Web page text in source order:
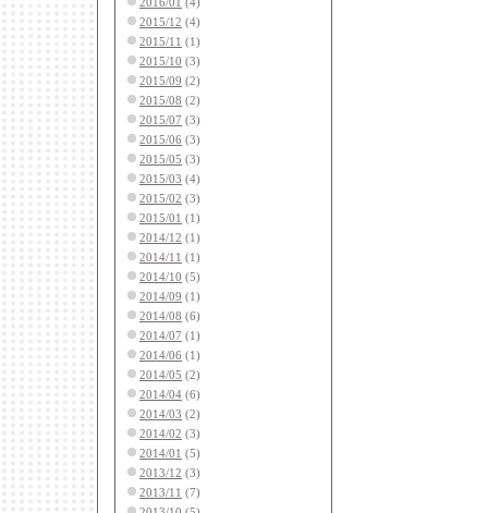
2015/12 (4)
2015/11 (1)
2015/10 (3)
2015/09 (2)
2015/08 (2)
2015/07 (3)
2015/06 (3)
2015/05 (3)
2015/03 (4)
2015/02 (3)
2015/01 (1)
2014/12 (1)
2014/11 (1)
2014/10 (5)
2014/09 (1)
2014/08 (6)
2014/07 (1)
2014/06 (1)
2014/05 (2)
2014/04 (6)
2014/03 (2)
2014/02 (3)
2014/01 (5)
2013/12 (3)
2013/11 (7)